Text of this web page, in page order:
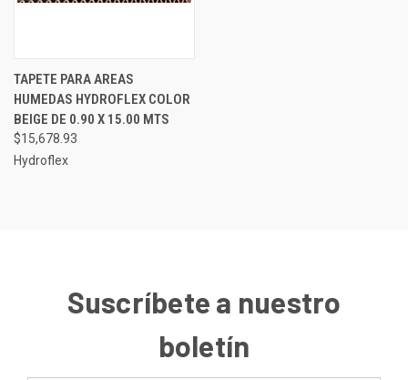
TAPETE PARA AREAS
HUMEDAS HYDROFLEX COLOR
BEIGE DE 0.90 X 15.00 MTS
$15,678.93
Hydroflex
Suscríbete a nuestro
boletín